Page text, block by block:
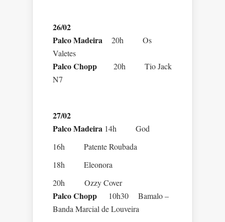
26/02
Palco Madeira 20h Os
Valetes
Palco Chopp 20h Tio Jack
N7
27/02
Palco Madeira 14h God
16h Patente Roubada
18h Eleonora
20h Ozzy Cover
Palco Chopp
10h30 Bamalo –
Banda Marcial de Louveira